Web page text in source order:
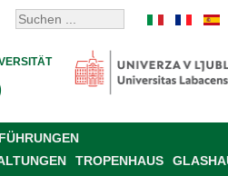
FÜHRUNGEN
TROPENHAUS